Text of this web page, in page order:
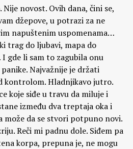
novost. Ovih dana, čini se,
džepove, u potrazi za ne
napuštenim uspomenama…
trag do ljubavi, mapa do
gde li sam to zagubila onu
Najvažnije je držati
kontrolom. Hladnjikavo jutro.
koje siđe u travu da miluje i
između dva treptaja oka i
može da se stvori potpuno novi.
Reči mi padnu dole. Siđem pa
korpa, prepuna je, ne mogu